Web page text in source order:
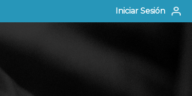
Iniciar Sesión